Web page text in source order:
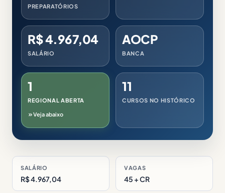
PREPARATÓRIOS
R$ 4.967,04
SALÁRIO
AOCP
BANCA
1
REGIONAL ABERTA
Veja abaixo
11
CURSOS NO HISTÓRICO
SALÁRIO
R$ 4.967,04
VAGAS
45 + CR